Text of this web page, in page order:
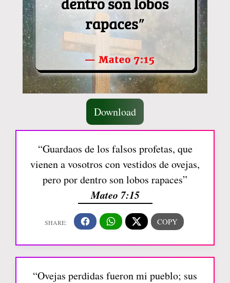
Download
“Guardaos de los falsos profetas, que
vienen a vosotros con vestidos de ovejas,
pero por dentro son lobos rapaces”
Mateo 7:15
“Ovejas perdidas fueron mi pueblo; sus